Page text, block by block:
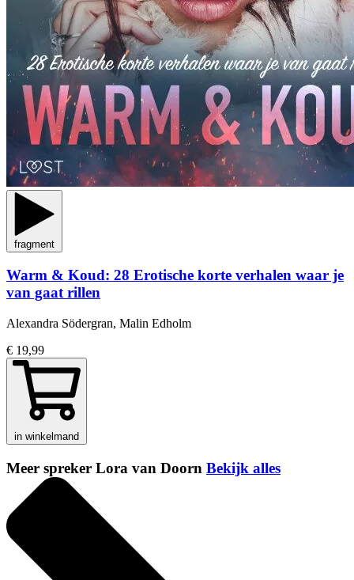
fragment
Warm & Koud: 28 Erotische korte verhalen waar je
van gaat rillen
Alexandra Södergran, Malin Edholm
€ 19,99
in winkelmand
Meer spreker Lora van Doorn Bekijk alles